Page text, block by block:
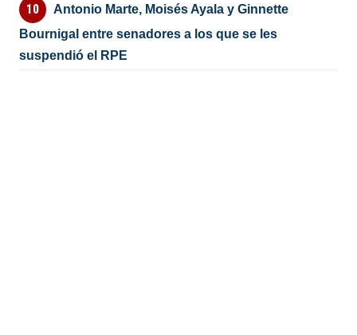
Antonio Marte, Moisés Ayala y Ginnette
Bournigal entre senadores a los que se les
suspendió el RPE